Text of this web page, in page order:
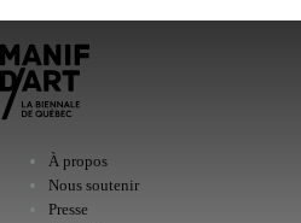
À propos
Nous soutenir
Presse